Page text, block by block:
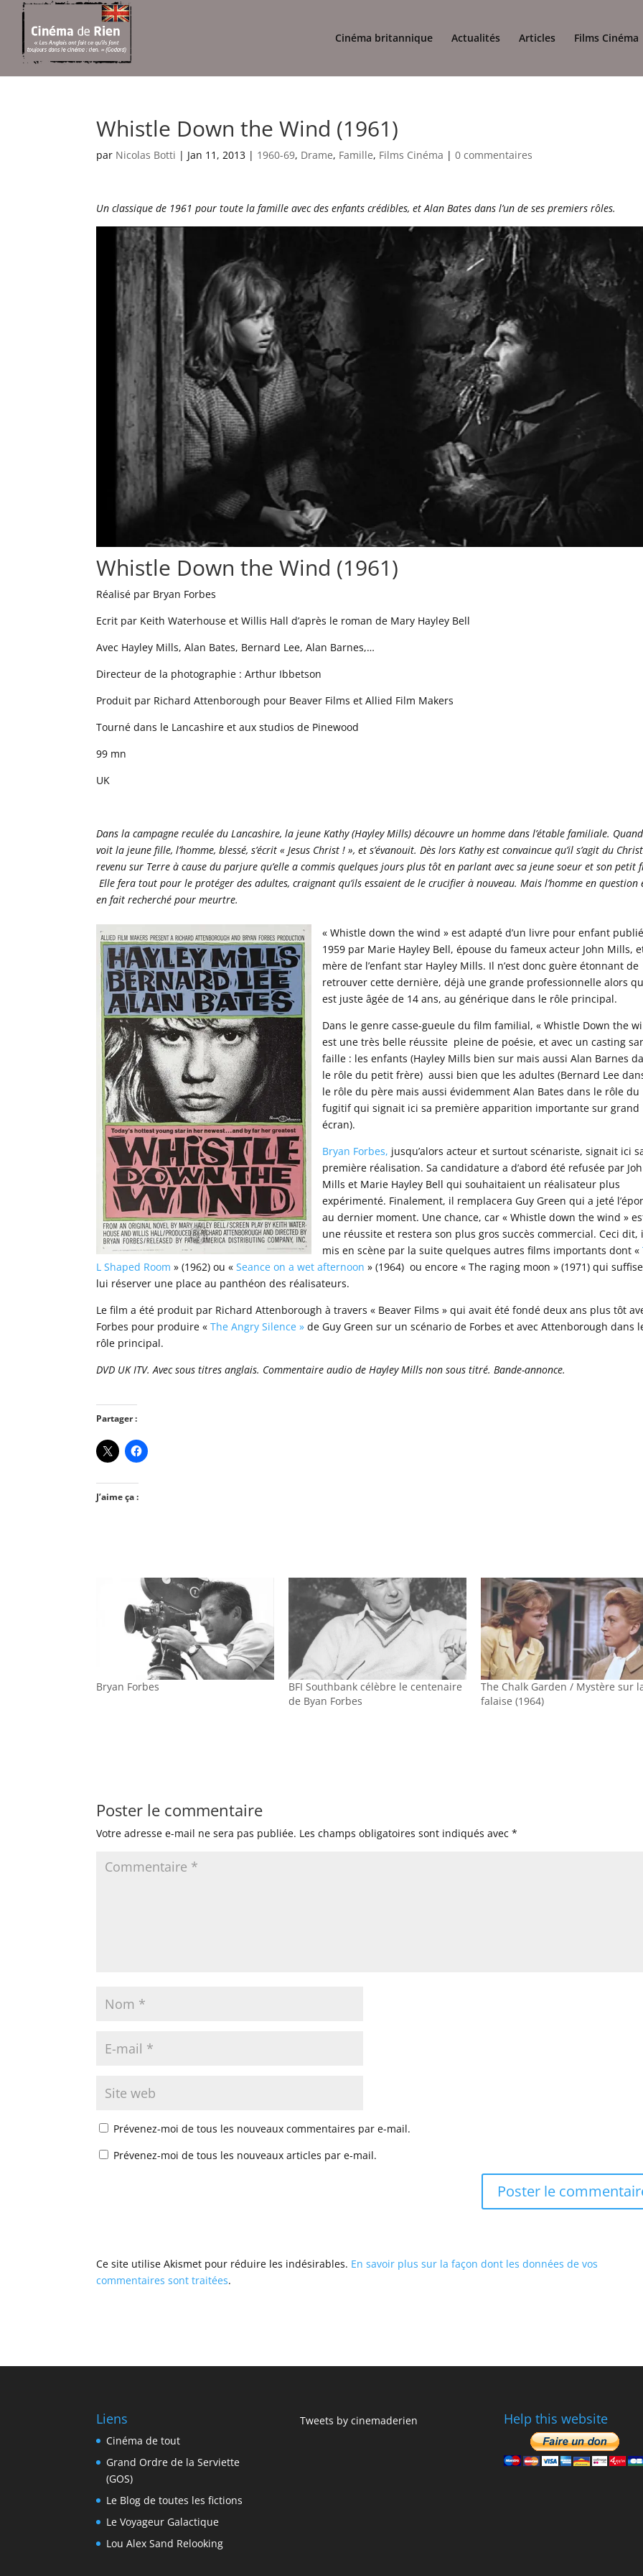
Cinéma britannique Actualités Articles Films Cinéma
Whistle Down the Wind (1961)
par Nicolas Botti | Jan 11, 2013 | 1960-69, Drame, Famille, Films Cinéma |0 commentaires
Un classique de 1961 pour toute la famille avec des enfants crédibles, et Alan Bates dans l’un de ses premiers rôles.
Whistle Down the Wind (1961)
Réalisé par Bryan Forbes
Ecrit par Keith Waterhouse et Willis Hall d’après le roman de Mary Hayley Bell
Avec Hayley Mills, Alan Bates, Bernard Lee, Alan Barnes,…
Directeur de la photographie : Arthur Ibbetson
Produit par Richard Attenborough pour Beaver Films et Allied Film Makers
Tourné dans le Lancashire et aux studios de Pinewood
99 mn
UK
Dans la campagne reculée du Lancashire, la jeune Kathy (Hayley Mills) découvre un homme dans l’étable familiale.
voit la jeune fille, l’homme, blessé, s’écrit « Jesus Christ ! », et s’évanouit. Dès lors Kathy est convaincue qu’il s’agit du Christ
revenu sur Terre à cause du parjure qu’elle a commis quelques jours plus tôt en parlant avec sa jeune soeur et son petit
Elle fera tout pour le protéger des adultes, craignant qu’ils essaient de le crucifier à nouveau. Mais l’homme en question
en fait recherché pour meurtre.
« Whistle down the wind » est adapté d’un livre pour enfant
1959 par Marie Hayley Bell, épouse du fameux acteur John Mills,
mère de l’enfant star Hayley Mills. Il n’est donc guère étonnant de
retrouver cette dernière, déjà une grande professionnelle alors
est juste âgée de 14 ans, au générique dans le rôle principal.
Dans le genre casse-gueule du film familial, « Whistle Down the
est une très belle réussite pleine de poésie, et avec un casting
faille : les enfants (Hayley Mills bien sur mais aussi Alan Barnes
le rôle du petit frère) aussi bien que les adultes (Bernard Lee
le rôle du père mais aussi évidemment Alan Bates dans le rôle du
fugitif qui signait ici sa première apparition importante sur grand
écran).
Bryan Forbes, jusqu’alors acteur et surtout scénariste, signait ici
première réalisation. Sa candidature a d’abord été refusée par
Mills et Marie Hayley Bell qui souhaitaient un réalisateur plus
expérimenté. Finalement, il remplacera Guy Green qui a jeté
au dernier moment. Une chance, car « Whistle down the wind »
une réussite et restera son plus gros succès commercial. Ceci dit,
mis en scène par la suite quelques autres films importants dont «
L Shaped Room » (1962) ou «Seance on a wet afternoon » (1964) ou encore « The raging moon » (1971) qui
lui réserver une place au panthéon des réalisateurs.
Le film a été produit par Richard Attenborough à travers « Beaver Films » qui avait été fondé deux ans plus tôt
Forbes pour produire «The Angry Silence » de Guy Green sur un scénario de Forbes et avec Attenborough dans
rôle principal.
DVD UK ITV. Avec sous titres anglais. Commentaire audio de Hayley Mills non sous titré. Bande-annonce.
Partager :
J’aime ça :
Bryan Forbes
BFI Southbank célèbre le centenaire
de Byan Forbes
The Chalk Garden / Mystère sur
falaise (1964)
Poster le commentaire
Votre adresse e-mail ne sera pas publiée. Les champs obligatoires sont indiqués avec*
Prévenez-moi de tous les nouveaux commentaires par e-mail.
Prévenez-moi de tous les nouveaux articles par e-mail.
Ce site utilise Akismet pour réduire les indésirables. En savoir plus sur la façon dont les données de vos
commentaires sont traitées.
Liens
Cinéma de tout
Grand Ordre de la Serviette
(GOS)
Le Blog de toutes les fictions
Le Voyageur Galactique
Lou Alex Sand Relooking
Tweets by cinemaderien Help this website